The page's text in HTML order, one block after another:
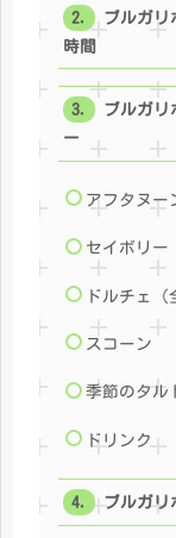
ブルガリ
時間
ブルガリ
ー
アフタヌー
セイボリー
ドルチェ（
スコーン
季節のタル
ドリンク
ブルガリ